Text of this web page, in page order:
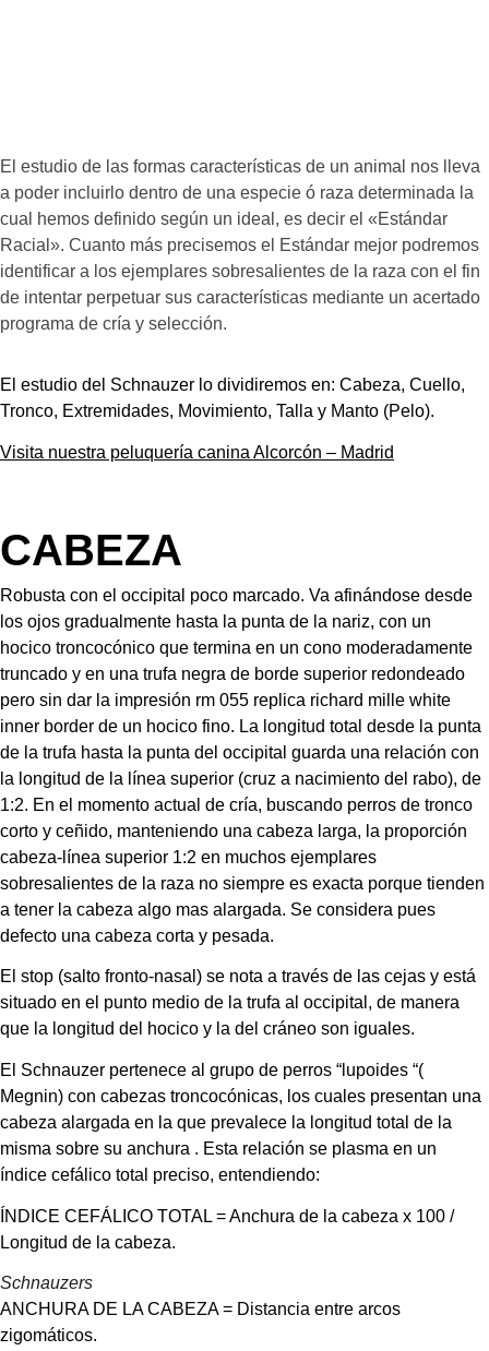
El estudio de las formas características de un animal nos lleva
a poder incluirlo dentro de una especie ó raza determinada la
cual hemos definido según un ideal, es decir el «Estándar
Racial». Cuanto más precisemos el Estándar mejor podremos
identificar a los ejemplares sobresalientes de la raza con el fin
de intentar perpetuar sus características mediante un acertado
programa de cría y selección.
El estudio del Schnauzer lo dividiremos en: Cabeza, Cuello,
Tronco, Extremidades, Movimiento, Talla y Manto (Pelo).
Visita nuestra peluquería canina Alcorcón – Madrid
CABEZA
Robusta con el occipital poco marcado. Va afinándose desde
los ojos gradualmente hasta la punta de la nariz, con un
hocico troncocónico que termina en un cono moderadamente
truncado y en una trufa negra de borde superior redondeado
pero sin dar la impresión rm 055 replica richard mille white
inner border de un hocico fino. La longitud total desde la punta
de la trufa hasta la punta del occipital guarda una relación con
la longitud de la línea superior (cruz a nacimiento del rabo), de
1:2. En el momento actual de cría, buscando perros de tronco
corto y ceñido, manteniendo una cabeza larga, la proporción
cabeza-línea superior 1:2 en muchos ejemplares
sobresalientes de la raza no siempre es exacta porque tienden
a tener la cabeza algo mas alargada. Se considera pues
defecto una cabeza corta y pesada.
El stop (salto fronto-nasal) se nota a través de las cejas y está
situado en el punto medio de la trufa al occipital, de manera
que la longitud del hocico y la del cráneo son iguales.
El Schnauzer pertenece al grupo de perros “lupoides “(
Megnin) con cabezas troncocónicas, los cuales presentan una
cabeza alargada en la que prevalece la longitud total de la
misma sobre su anchura . Esta relación se plasma en un
índice cefálico total preciso, entendiendo:
ÍNDICE CEFÁLICO TOTAL = Anchura de la cabeza x 100 /
Longitud de la cabeza.
Schnauzers
ANCHURA DE LA CABEZA = Distancia entre arcos
zigomáticos.